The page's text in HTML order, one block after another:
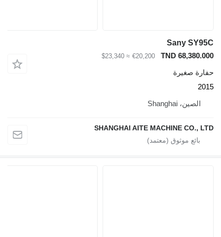
Sany
TND
€20,200
≈ $23,340
SHANGHAI AITE MACHINE